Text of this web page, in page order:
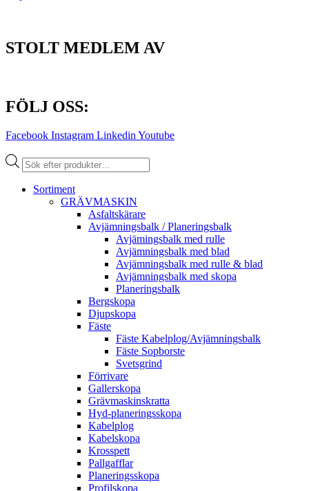
STOLT MEDLEM AV
FÖLJ OSS:
Facebook Instagram LinkedinYoutube
Produktsökning
Sortiment
GRÄV­MASKIN
Asfalt­skärare
Avjämnings­balk / Planeringsbalk
Avjämingsbalk med rulle
Avjämningsbalk med blad
Avjämningsbalk med rulle & blad
Avjämningsbalk med skopa
Planerings­balk
Berg­skopa
Djup­skopa
Fäste
Fäste Kabel­­plog/­Avjämnings­­balk
Fäste Sop­borste
Svets­grind
Förrivare
Galler­skopa
Gräv­maskins­kratta
Hyd­-planerings­skopa
Kabel­plog
Kabel­skopa
Kros­spett
Pallgafflar
Planerings­skopa
Profil­skopa